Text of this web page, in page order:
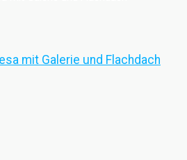
mit Galerie und Flachdach